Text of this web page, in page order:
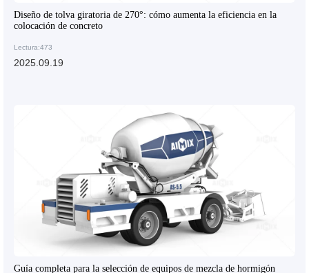
Diseño de tolva giratoria de 270°: cómo aumenta la eficiencia en la
colocación de concreto
Lectura:473
2025.09.19
Guía completa para la selección de equipos de mezcla de hormigón